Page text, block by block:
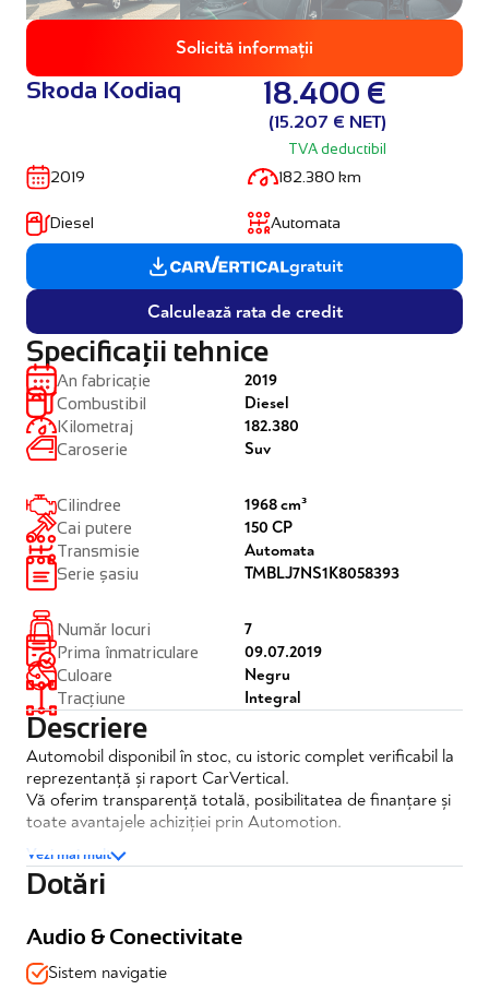
Solicită informații
Skoda Kodiaq 18.400 €
(15.207 € NET)
TVA deductibil
2019 182.380 km
Diesel Automata
Calculează rata de credit
gratuit
Specificații tehnice
An fabricație
Combustibil
Kilometraj
Caroserie
2019
Diesel
182.380
Suv
Cilindree
Cai putere
Transmisie
Serie șasiu
1968 cm³
150 CP
Automata
TMBLJ7NS1K8058393
Număr locuri
Prima înmatriculare
Culoare
Tracțiune
7
09.07.2019
Negru
Integral
Descriere
Automobil disponibil în stoc, cu istoric complet verificabil la
reprezentanță și raport CarVertical.
Vă oferim transparență totală, posibilitatea de finanțare și
toate avantajele achiziției prin Automotion.
Skoda Kodiaq 2.0 DSG 4x4 150CP
✔️TVA deductibil
✔️Garantie completa 12 luni
Vezi mai mult
Dotări
Audio & Conectivitate
Sistem navigatie